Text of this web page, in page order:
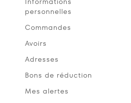
personnelles
Commandes
Avoirs
Adresses
Bons de réduction
Mes alertes